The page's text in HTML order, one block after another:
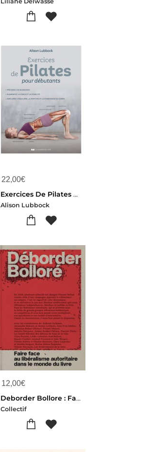
22,00€
Exercices De Pilates Pour Debutants
Alison Lubbock
12,00€
Deborder Bollore : Faire Face Au Liberalisme Autoritaire Dans Le Monde Du Livre
Collectif